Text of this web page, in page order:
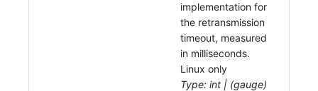
implementation for
the retransmission
timeout, measured
in milliseconds.
Linux only
Type: int | (gauge)